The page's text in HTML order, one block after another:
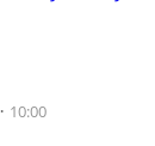
· 10:00